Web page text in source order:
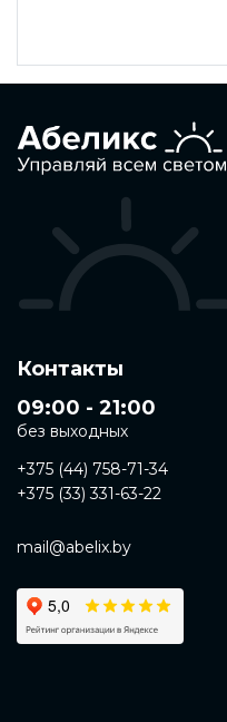
Контакты
09:00 - 21:00
без выходных
+375 (44) 758-71-34
+375 (33) 331-63-22
mail@abelix.by